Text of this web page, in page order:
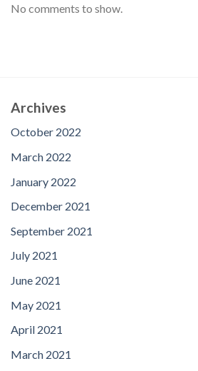
No comments to show.
Archives
October 2022
March 2022
January 2022
December 2021
September 2021
July 2021
June 2021
May 2021
April 2021
March 2021